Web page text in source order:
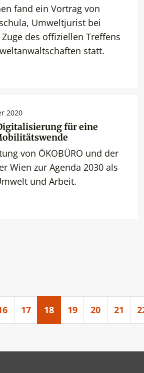
fand ein Vortrag von
Umweltjurist bei
Zuge des offiziellen Treffens
statt.
2020
für eine
von ÖKOBÜRO und der
Wien zur Agenda 2030 als
und Arbeit.
17 18 19 20 21